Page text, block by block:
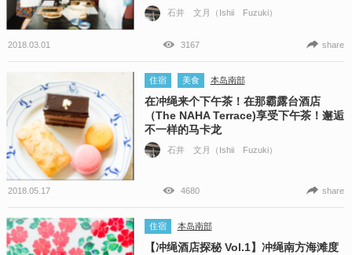
石井 文月（Ishii Fuzuki）
2018.03.01 3167 share
住宿 美食 本岛南部
在冲绳来个下午茶！在那霸露台酒店
（The NAHA Terrace)享受下午茶！邂逅
不一样的马卡龙
石井 文月（Ishii Fuzuki）
2018.05.17 4680 share
住宿 本岛南部
【冲绳酒店探秘 Vol.1】冲绳南方海滩度